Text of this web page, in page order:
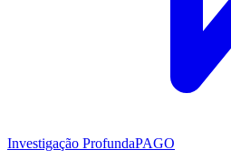
Investigação ProfundaPAGO